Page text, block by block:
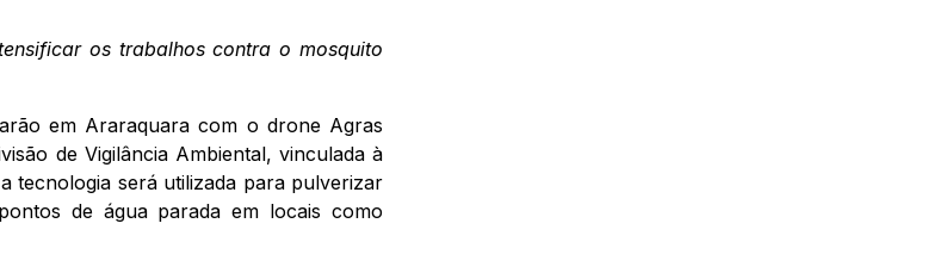
os trabalhos contra o mosquito
em Araraquara com o drone Agras
de Vigilância Ambiental, vinculada à
tecnologia será utilizada para pulverizar
de água parada em locais como